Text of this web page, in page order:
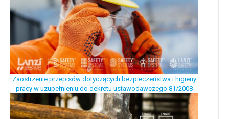
Zaostrzenie przepisów dotyczących bezpieczeństwa i higieny
pracy w uzupełnieniu do dekretu ustawodawczego 81/2008